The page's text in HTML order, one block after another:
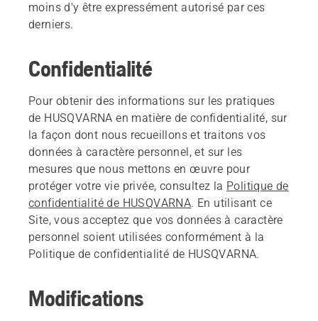
moins d'y être expressément autorisé par ces
derniers.
Confidentialité
Pour obtenir des informations sur les pratiques
de HUSQVARNA en matière de confidentialité, sur
la façon dont nous recueillons et traitons vos
données à caractère personnel, et sur les
mesures que nous mettons en œuvre pour
protéger votre vie privée, consultez la Politique de
confidentialité de HUSQVARNA. En utilisant ce
Site, vous acceptez que vos données à caractère
personnel soient utilisées conformément à la
Politique de confidentialité de HUSQVARNA.
Modifications